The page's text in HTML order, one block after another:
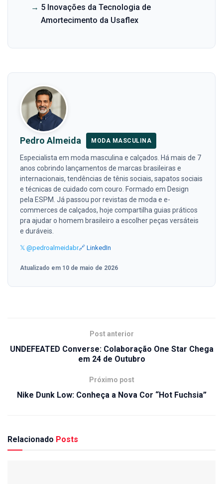
→ 5 Inovações da Tecnologia de
Amortecimento da Usaflex
Pedro Almeida MODA MASCULINA
Especialista em moda masculina e calçados. Há mais de 7
anos cobrindo lançamentos de marcas brasileiras e
internacionais, tendências de tênis sociais, sapatos sociais
e técnicas de cuidado com couro. Formado em Design
pela ESPM. Já passou por revistas de moda e e-
commerces de calçados, hoje compartilha guias práticos
pra ajudar o homem brasileiro a escolher peças versáteis
e duráveis.
𝕏 @pedroalmeidabr🔗 LinkedIn
Atualizado em 10 de maio de 2026
Post anterior
UNDEFEATED Converse: Colaboração One Star Chega
em 24 de Outubro
Próximo post
Nike Dunk Low: Conheça a Nova Cor “Hot Fuchsia”
Relacionado Posts